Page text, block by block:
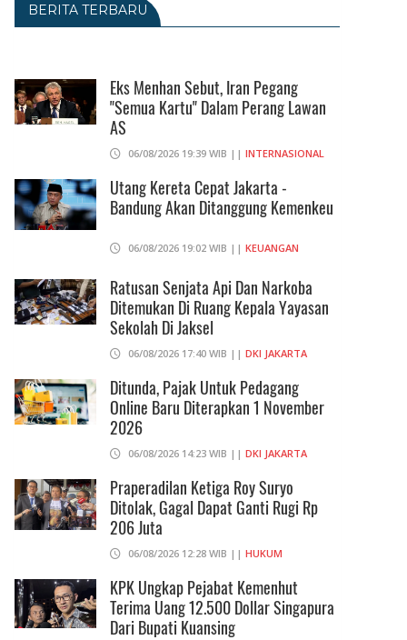
BERITA TERBARU
Eks Menhan Sebut, Iran Pegang
"Semua Kartu" Dalam Perang Lawan
AS
06/08/2026 19:39 WIB || INTERNASIONAL
Utang Kereta Cepat Jakarta -
Bandung Akan Ditanggung Kemenkeu
06/08/2026 19:02 WIB || KEUANGAN
Ratusan Senjata Api Dan Narkoba
Ditemukan Di Ruang Kepala Yayasan
Sekolah Di Jaksel
06/08/2026 17:40 WIB || DKI JAKARTA
Ditunda, Pajak Untuk Pedagang
Online Baru Diterapkan 1 November
2026
06/08/2026 14:23 WIB || DKI JAKARTA
Praperadilan Ketiga Roy Suryo
Ditolak, Gagal Dapat Ganti Rugi Rp
206 Juta
06/08/2026 12:28 WIB || HUKUM
KPK Ungkap Pejabat Kemenhut
Terima Uang 12.500 Dollar Singapura
Dari Bupati Kuansing